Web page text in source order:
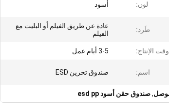
لون: أسود
طَرد:
عادة عن طريق الفيلم أو البليت مع
الفيلم
وقت الإنتاج: 3-5 أيام عمل
اسم: صندوق تخزين ESD
,صندوق حقن أسود esd pp